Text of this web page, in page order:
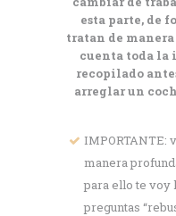
esta parte, de
tratan de
cuenta toda la
recopilado
arreglar un
IMPORTANTE:
manera
para ello te voy
preguntas